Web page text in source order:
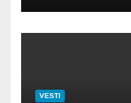
VESTI